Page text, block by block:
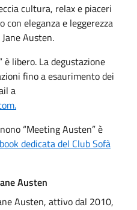
cultura, relax e piaceri
con eleganza e leggerezza
Austen.
è libero. La degustazione
fino a esaurimento dei
a
“Meeting Austen” è
dedicata del Club Sofà
Austen
Austen, attivo dal 2010,